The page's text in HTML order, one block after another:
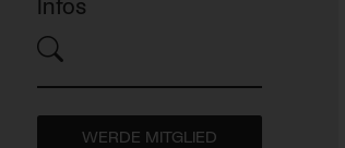
WERDE MITGLIED